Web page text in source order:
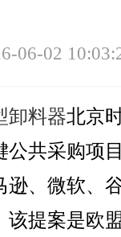
06-02
卸料器北京
公共采购项
逊、微软、
案是欧盟